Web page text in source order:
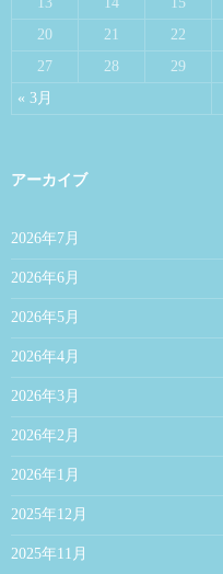
« 3月
20
21 22
27
28 29
アーカイブ
2026年7月
2026年6月
2026年5月
2026年4月
2026年3月
2026年2月
2026年1月
2025年12月
2025年11月